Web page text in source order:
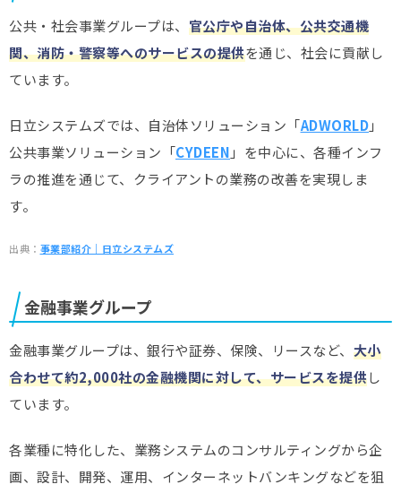
公共・社会事業グループは、 官公庁や自治体、公共交通機
関、消防・警察等へのサービスの提供を通じ、社会に貢献し
ています。
日立システムズでは、自治体ソリューション「ADWORLD」
公共事業ソリューション「CYDEEN 」を中心に、各種インフ
ラの推進を通じて、クライアントの業務の改善を実現しま
す。
出典： 事業部紹介｜日立システムズ
金融事業グループ
金融事業グループは、銀行や証券、保険、リースなど、 大小
合わせて約2,000社の金融機関に対して、サービスを提供し
ています。
各業種に特化した、業務システムのコンサルティングから企
画、設計、開発、運用、インターネットバンキングなどを狙